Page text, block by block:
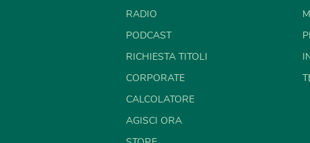
RADIO
PODCAST
RICHIESTA TITOLI
CORPORATE
CALCOLATORE
AGISCI ORA